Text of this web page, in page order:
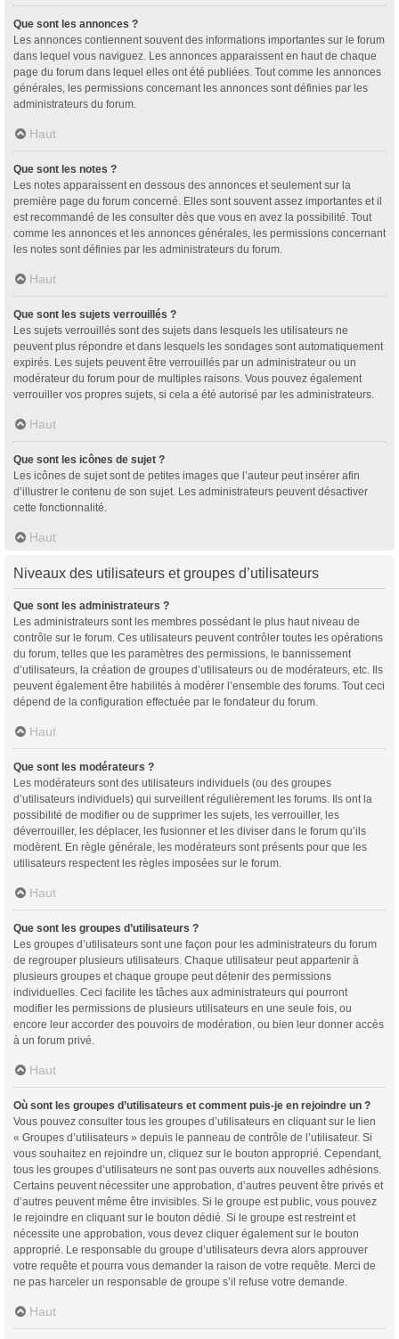
Que sont les annonces ?
Les annonces contiennent souvent des informations importantes sur le forum
dans lequel vous naviguez. Les annonces apparaissent en haut de chaque
page du forum dans lequel elles ont été publiées. Tout comme les annonces
générales, les permissions concernant les annonces sont définies par les
administrateurs du forum.
Haut
Que sont les notes ?
Les notes apparaissent en dessous des annonces et seulement sur la
première page du forum concerné. Elles sont souvent assez importantes et il
est recommandé de les consulter dès que vous en avez la possibilité. Tout
comme les annonces et les annonces générales, les permissions concernant
les notes sont définies par les administrateurs du forum.
Haut
Que sont les sujets verrouillés ?
Les sujets verrouillés sont des sujets dans lesquels les utilisateurs ne
peuvent plus répondre et dans lesquels les sondages sont automatiquement
expirés. Les sujets peuvent être verrouillés par un administrateur ou un
modérateur du forum pour de multiples raisons. Vous pouvez également
verrouiller vos propres sujets, si cela a été autorisé par les administrateurs.
Haut
Que sont les icônes de sujet ?
Les icônes de sujet sont de petites images que l’auteur peut insérer afin
d’illustrer le contenu de son sujet. Les administrateurs peuvent désactiver
cette fonctionnalité.
Haut
Niveaux des utilisateurs et groupes d’utilisateurs
Que sont les administrateurs ?
Les administrateurs sont les membres possédant le plus haut niveau de
contrôle sur le forum. Ces utilisateurs peuvent contrôler toutes les opérations
du forum, telles que les paramètres des permissions, le bannissement
d’utilisateurs, la création de groupes d’utilisateurs ou de modérateurs, etc. Ils
peuvent également être habilités à modérer l’ensemble des forums. Tout ceci
dépend de la configuration effectuée par le fondateur du forum.
Haut
Que sont les modérateurs ?
Les modérateurs sont des utilisateurs individuels (ou des groupes
d’utilisateurs individuels) qui surveillent régulièrement les forums. Ils ont la
possibilité de modifier ou de supprimer les sujets, les verrouiller, les
déverrouiller, les déplacer, les fusionner et les diviser dans le forum qu’ils
modèrent. En règle générale, les modérateurs sont présents pour que les
utilisateurs respectent les règles imposées sur le forum.
Haut
Que sont les groupes d’utilisateurs ?
Les groupes d’utilisateurs sont une façon pour les administrateurs du forum
de regrouper plusieurs utilisateurs. Chaque utilisateur peut appartenir à
plusieurs groupes et chaque groupe peut détenir des permissions
individuelles. Ceci facilite les tâches aux administrateurs qui pourront
modifier les permissions de plusieurs utilisateurs en une seule fois, ou
encore leur accorder des pouvoirs de modération, ou bien leur donner accès
à un forum privé.
Haut
Où sont les groupes d’utilisateurs et comment puis-je en rejoindre un ?
Vous pouvez consulter tous les groupes d’utilisateurs en cliquant sur le lien
« Groupes d’utilisateurs » depuis le panneau de contrôle de l’utilisateur. Si
vous souhaitez en rejoindre un, cliquez sur le bouton approprié. Cependant,
tous les groupes d’utilisateurs ne sont pas ouverts aux nouvelles adhésions.
Certains peuvent nécessiter une approbation, d’autres peuvent être privés et
d’autres peuvent même être invisibles. Si le groupe est public, vous pouvez
le rejoindre en cliquant sur le bouton dédié. Si le groupe est restreint et
nécessite une approbation, vous devez cliquer également sur le bouton
approprié. Le responsable du groupe d’utilisateurs devra alors approuver
votre requête et pourra vous demander la raison de votre requête. Merci de
ne pas harceler un responsable de groupe s’il refuse votre demande.
Haut